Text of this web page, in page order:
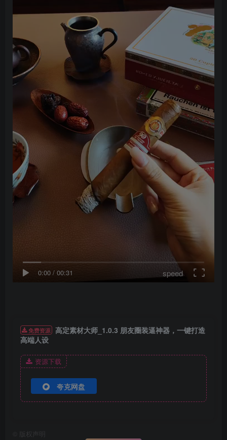
0:00 / 00:31 speed
免费资源 高定素材大师_1.0.3 朋友圈装逼神器，一键打造
高端人设
资源下载
夸克网盘
版权声明